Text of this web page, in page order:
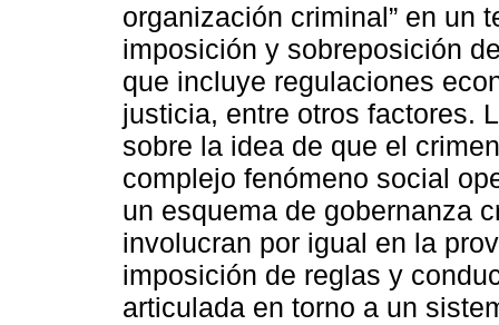
organización criminal” en un
imposición y sobreposición
que incluye regulaciones
justicia, entre otros factores.
sobre la idea de que el
complejo fenómeno social
un esquema de gobernanza
involucran por igual en la
imposición de reglas y
articulada en torno a un